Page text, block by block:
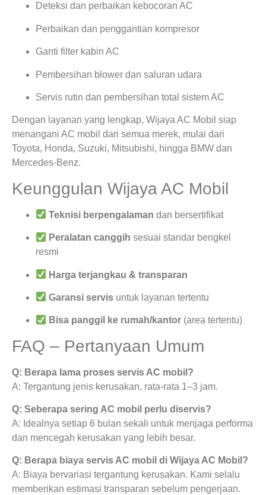
Deteksi dan perbaikan kebocoran AC
Perbaikan dan penggantian kompresor
Ganti filter kabin AC
Pembersihan blower dan saluran udara
Servis rutin dan pembersihan total sistem AC
Dengan layanan yang lengkap, Wijaya AC Mobil siap
menangani AC mobil dari semua merek, mulai dari
Toyota, Honda, Suzuki, Mitsubishi, hingga BMW dan
Mercedes-Benz.
Keunggulan Wijaya AC Mobil
Teknisi berpengalaman dan bersertifikat
Peralatan canggih sesuai standar bengkel
resmi
Harga terjangkau & transparan
Garansi servis untuk layanan tertentu
Bisa panggil ke rumah/kantor (area tertentu)
FAQ – Pertanyaan Umum
Q: Berapa lama proses servis AC mobil?
A: Tergantung jenis kerusakan, rata-rata 1–3 jam.
Q: Seberapa sering AC mobil perlu diservis?
A: Idealnya setiap 6 bulan sekali untuk menjaga performa
dan mencegah kerusakan yang lebih besar.
Q: Berapa biaya servis AC mobil di Wijaya AC Mobil?
A: Biaya bervariasi tergantung kerusakan. Kami selalu
memberikan estimasi transparan sebelum pengerjaan.